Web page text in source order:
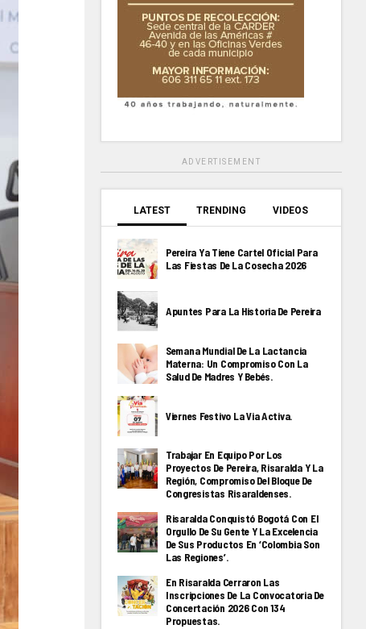
ADVERTISEMENT
LATEST TRENDING VIDEOS
Pereira Ya Tiene Cartel Oficial Para
Las Fiestas De La Cosecha 2026
Apuntes Para La Historia De Pereira
Semana Mundial De La Lactancia
Materna: Un Compromiso Con La
Salud De Madres Y Bebés.
Viernes Festivo La Via Activa.
Trabajar En Equipo Por Los
Proyectos De Pereira, Risaralda Y La
Región, Compromiso Del Bloque De
Congresistas Risaraldenses.
Risaralda Conquistó Bogotá Con El
Orgullo De Su Gente Y La Excelencia
De Sus Productos En ‘Colombia Son
Las Regiones’.
En Risaralda Cerraron Las
Inscripciones De La Convocatoria De
Concertación 2026 Con 134
Propuestas.